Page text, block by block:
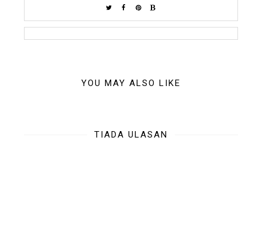
YOU MAY ALSO LIKE
TIADA ULASAN